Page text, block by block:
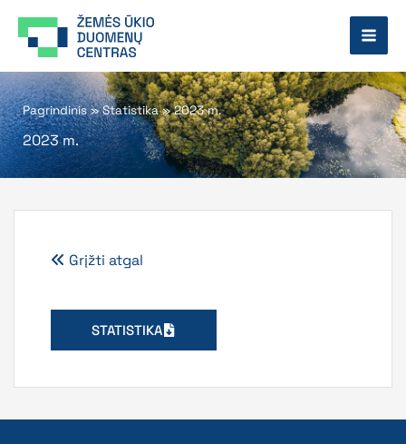
prie
Pagrindinis»Statistika»2023 m.
2023 m.
Grįžti atgal
STATISTIKA